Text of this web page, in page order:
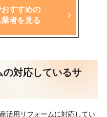
すすめの
者を見る
対応しているサ
活用リフォームに対応してい